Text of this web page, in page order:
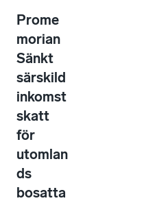
Prome
morian
Sänkt
särskild
inkomst
skatt
för
utomlan
ds
bosatta